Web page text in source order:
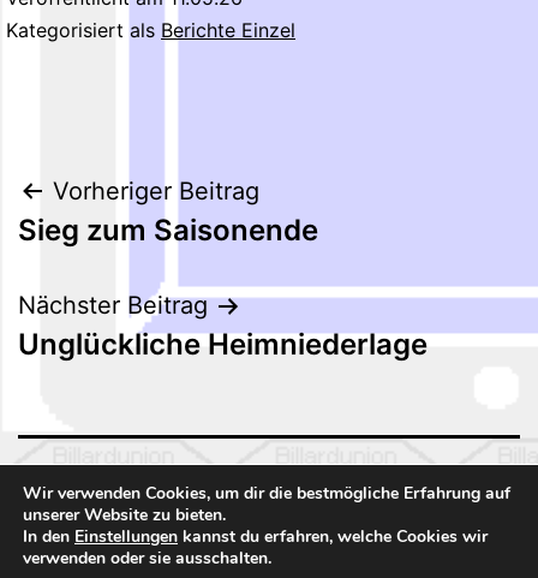
Kategorisiert als Berichte Einzel
Beitragsnavigation
Vorheriger Beitrag
Sieg zum Saisonende
Nächster Beitrag
Unglückliche Heimniederlage
BILLARDUNION NORD 01
Stolz präsentiert vonWordPress.
Wir verwenden Cookies, um dir die bestmögliche Erfahrung auf
unserer Website zu bieten.
In den Einstellungen kannst du erfahren, welche Cookies wir
verwenden oder sie ausschalten.